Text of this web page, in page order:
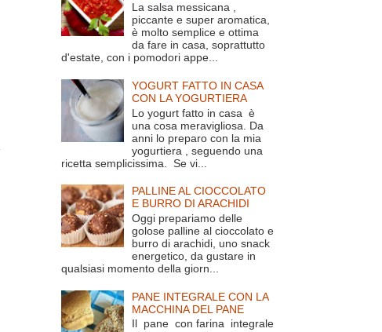
La salsa messicana ,
piccante e super aromatica,
è molto semplice e ottima
da fare in casa, soprattutto
d'estate, con i pomodori appe...
YOGURT FATTO IN CASA
CON LA YOGURTIERA
Lo yogurt fatto in casa è
una cosa meravigliosa. Da
anni lo preparo con la mia
yogurtiera , seguendo una
ricetta semplicissima. Se vi...
PALLINE AL CIOCCOLATO
E BURRO DI ARACHIDI
Oggi prepariamo delle
golose palline al cioccolato e
burro di arachidi, uno snack
energetico, da gustare in
qualsiasi momento della giorn...
PANE INTEGRALE CON LA
MACCHINA DEL PANE
Il pane con farina integrale